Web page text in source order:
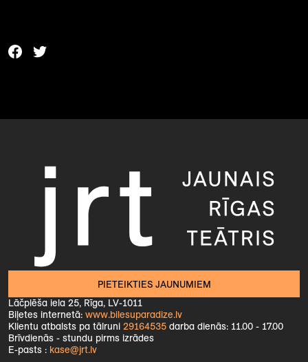
PIETEIKTIES JAUNUMIEM
Lāčplēša iela 25, Rīga, LV-1011
Biļetes internetā: www.bilesuparadize.lv
Klientu atbalsts pa tālruni 29164535 darba dienās: 11.00 - 17.00
Brīvdienās - stundu pirms izrādes
E-pasts : kase@jrt.lv